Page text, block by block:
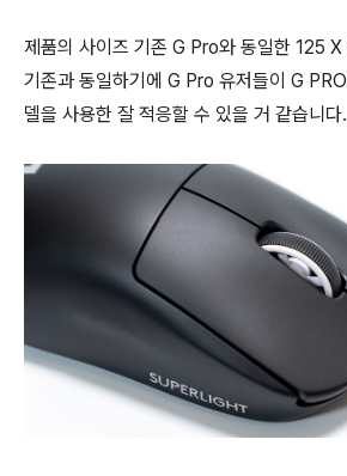
제품의 사이즈 기존 G Pro와 동일한 125
기존과 동일하기에 G Pro 유저들이 G
델을 사용한 잘 적응할 수 있을 거 같습니다.